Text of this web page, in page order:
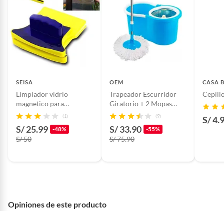
Pinturas de color a pedido.
Plantas.
Productos que hayan sido previamente instalados.
Baterías de auto.
Motocicletas y bicicletas motorizadas.
Licores y cigarros electrónicos.
SEISA
Limpiador vidrio
magnetico para
exteriores interiores
(1)
S/ 25.99 -48%
S/ 50
OEM
Trapeador Escurridor
Giratorio + 2 Mopas
Celeste
(9)
S/ 33.90 -55%
S/ 75.90
CASA
S/
Opiniones de este producto